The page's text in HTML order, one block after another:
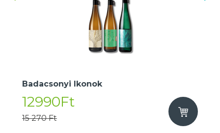
Badacsonyi Ikonok
12990Ft
15 270 Ft